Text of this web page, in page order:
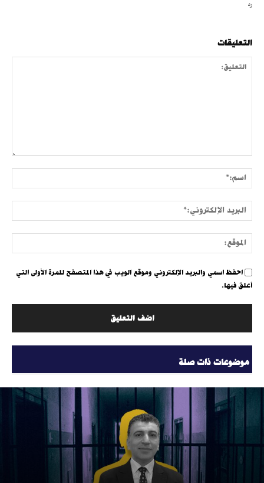
رد
التعليقات
احفظ اسمي والبريد الإلكتروني وموقع الويب في هذا المتصفح للمرة الأولى التي
أعلق فيها.
موضوعات ذات صلة